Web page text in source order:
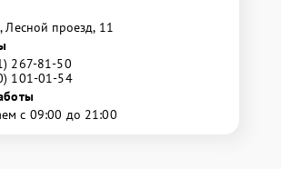
​Лесной проезд, 11
267-81-50
101-01-54
с 09:00 до 21:00